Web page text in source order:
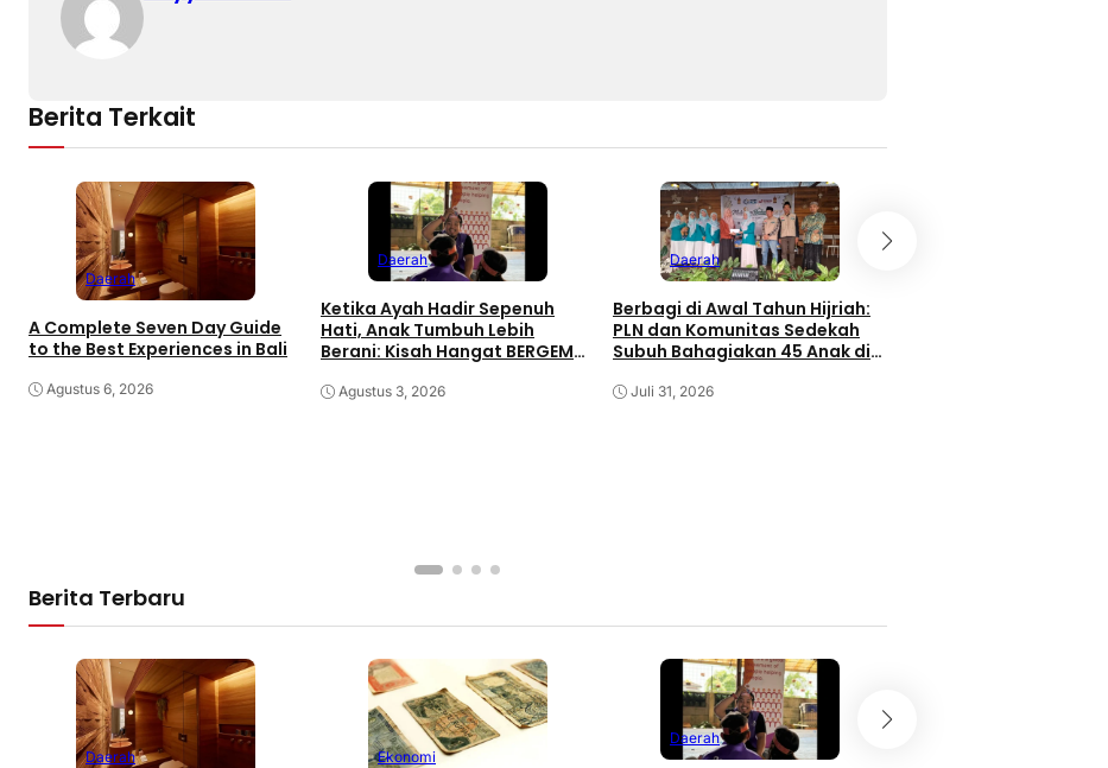
Berita Terkait
Daerah
A Complete Seven Day Guide
to the Best Experiences in Bali
Agustus 6, 2026
Daerah
Ketika Ayah Hadir Sepenuh
Hati, Anak Tumbuh Lebih
Berani: Kisah Hangat BERGEMA
Agustus 3, 2026
Daerah
Berbagi di Awal Tahun Hijriah:
PLN dan Komunitas Sedekah
Subuh Bahagiakan 45 Anak di
Juli 31, 2026
Berita Terbaru
Daerah Ekonomi
Daerah